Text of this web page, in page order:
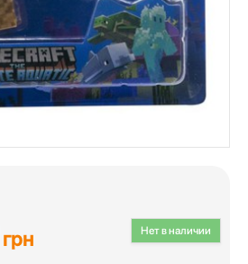
Нет в наличии
грн